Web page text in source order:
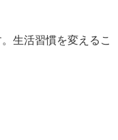
生活習慣を変えるこ